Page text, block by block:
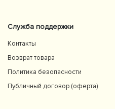
Служба поддержки
Контакты
Возврат товара
Политика безопасности
Публичный договор (оферта)